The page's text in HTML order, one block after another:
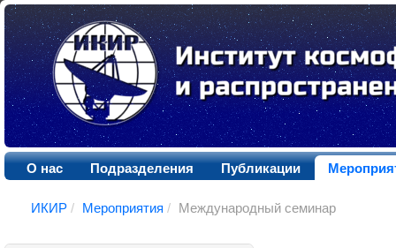
О нас Подразделения Публикации
ИКИР / Мероприятия / Международный семинар